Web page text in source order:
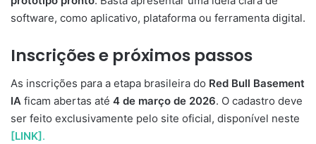
software, como aplicativo, plataforma ou ferramenta digital.
Inscrições e próximos passos
As inscrições para a etapa brasileira do Red Bull Basement
IA ficam abertas até 4 de março de 2026. O cadastro deve
ser feito exclusivamente pelo site oficial, disponível neste
[LINK] .